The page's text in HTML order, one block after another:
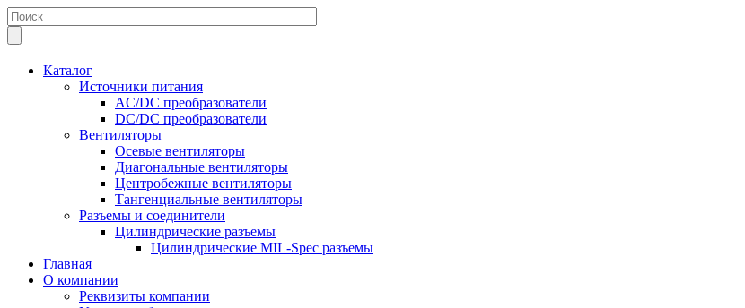
Каталог
Источники питания
AC/DC преобразователи
DC/DC преобразователи
Вентиляторы
Осевые вентиляторы
Диагональные вентиляторы
Центробежные вентиляторы
Тангенциальные вентиляторы
Разъемы и соединители
Цилиндрические разъемы
Цилиндрические MIL-Spec разъемы
Главная
О компании
Реквизиты компании